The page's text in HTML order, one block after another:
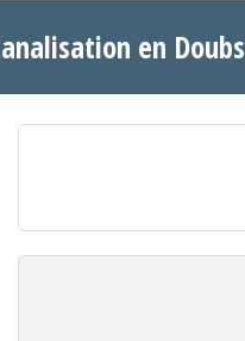
en Doubs